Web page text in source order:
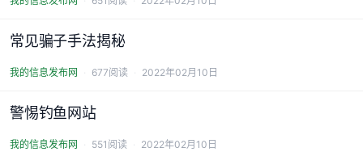
常见骗子手法揭秘
我的信息发布网 677阅读 2022年02月10日
警惕钓鱼网站
我的信息发布网 551阅读 2022年02月10日